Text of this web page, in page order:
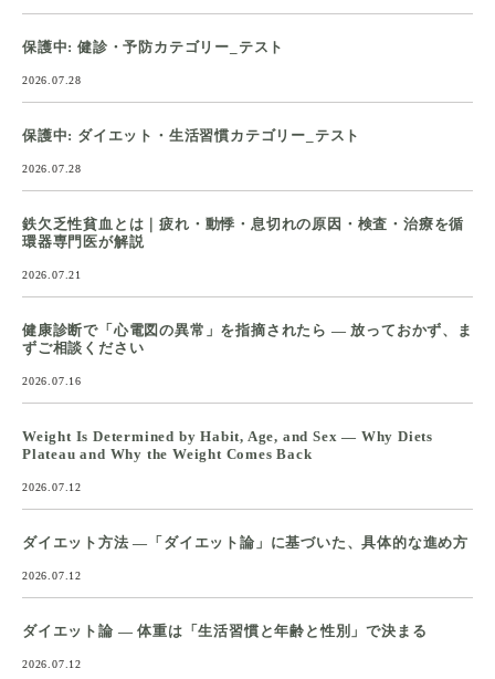
保護中: 健診・予防カテゴリー_テスト
2026.07.28
保護中: ダイエット・生活習慣カテゴリー_テスト
2026.07.28
鉄欠乏性貧血とは｜疲れ・動悸・息切れの原因・検査・治療を循
環器専門医が解説
2026.07.21
健康診断で「心電図の異常」を指摘されたら ― 放っておかず、ま
ずご相談ください
2026.07.16
Weight Is Determined by Habit, Age, and Sex — Why Diets
Plateau and Why the Weight Comes Back
2026.07.12
ダイエット方法 ―「ダイエット論」に基づいた、具体的な進め方
2026.07.12
ダイエット論 ― 体重は「生活習慣と年齢と性別」で決まる
2026.07.12